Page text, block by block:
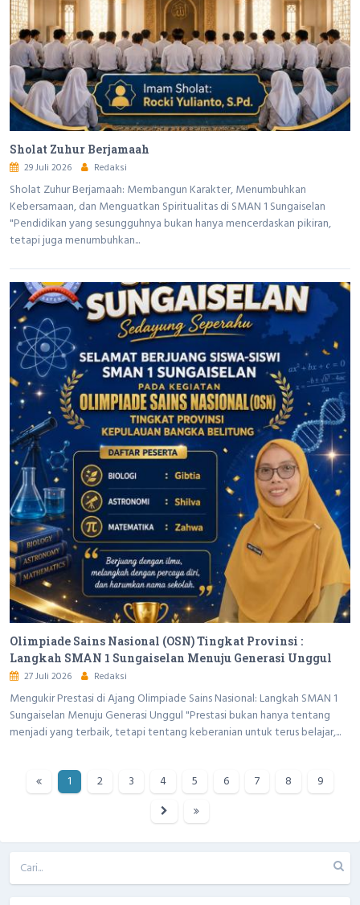
Sholat Zuhur Berjamaah
29 Juli 2026 Redaksi
Sholat Zuhur Berjamaah: Membangun Karakter, Menumbuhkan
Kebersamaan, dan Menguatkan Spiritualitas di SMAN 1 Sungaiselan
"Pendidikan yang sesungguhnya bukan hanya mencerdaskan pikiran,
tetapi juga menumbuhkan...
Olimpiade Sains Nasional (OSN) Tingkat Provinsi :
Langkah SMAN 1 Sungaiselan Menuju Generasi Unggul
27 Juli 2026 Redaksi
Mengukir Prestasi di Ajang Olimpiade Sains Nasional: Langkah SMAN 1
Sungaiselan Menuju Generasi Unggul "Prestasi bukan hanya tentang
menjadi yang terbaik, tetapi tentang keberanian untuk terus belajar,...
1 2 3 4 5 6 7 8 9